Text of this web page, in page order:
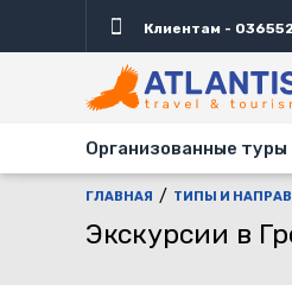
Клиентам -
Организованные туры
ГЛАВНАЯ ТИПЫ И
Экскурсии в